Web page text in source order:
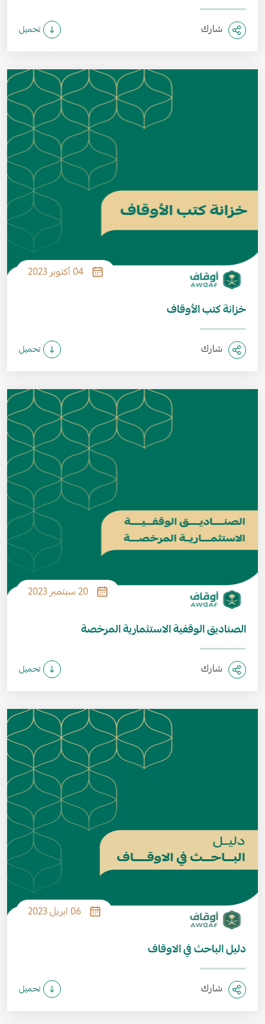
شارك تحميل
04 أكتوبر 2023
خزانة كتب الأوقاف
شارك تحميل
20 سبتمبر 2023
الصناديق الوقفية الاستثمارية المرخصة
شارك تحميل
06 ابريل 2023
دليل الباحث في الاوقاف
شارك تحميل